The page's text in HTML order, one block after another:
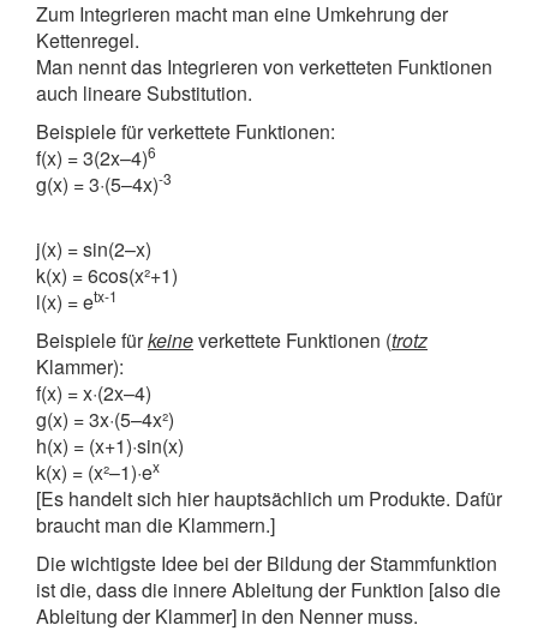
Zum Integrieren macht man eine Umkehrung der
Kettenregel.
Man nennt das Integrieren von verketteten Funktionen
auch lineare Substitution.
Beispiele für verkettete Funktionen:
f(x) = 3(2x–4)6
g(x) = 3·(5–4x)-3
j(x) = sin(2–x)
k(x) = 6cos(x²+1)
l(x) = etx-1
Beispiele fürkeineverkettete Funktionen (trotz
Klammer):
f(x) = x·(2x–4)
g(x) = 3x·(5–4x²)
h(x) = (x+1)·sin(x)
k(x) = (x²–1)·ex
[Es handelt sich hier hauptsächlich um Produkte. Dafür
braucht man die Klammern.]
Die wichtigste Idee bei der Bildung der Stammfunktion
ist die, dass die innere Ableitung der Funktion [also die
Ableitung der Klammer] in den Nenner muss.